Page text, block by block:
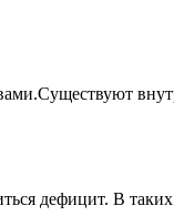
дефицит. В